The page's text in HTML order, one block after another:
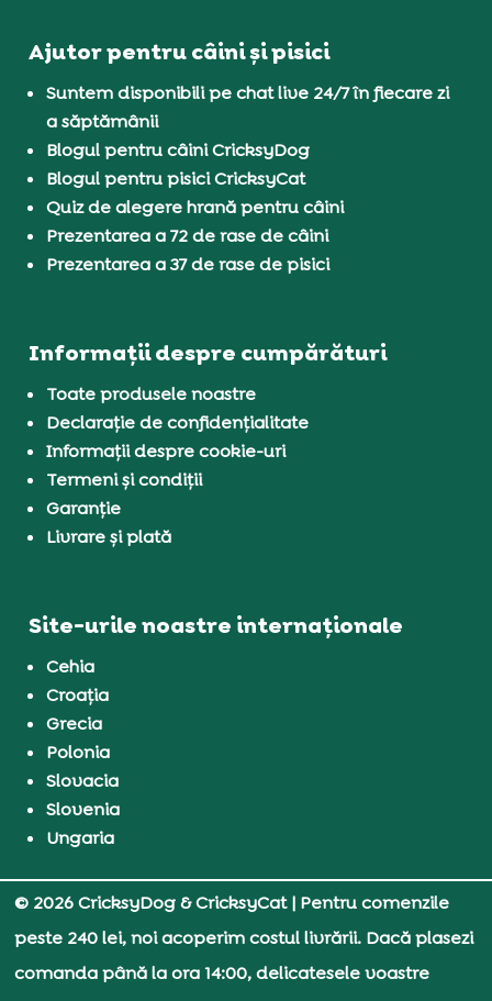
Ajutor pentru câini și pisici
Suntem disponibili pe chat live 24/7 în fiecare zi
a săptămânii
Blogul pentru câini CricksyDog
Blogul pentru pisici CricksyCat
Quiz de alegere hrană pentru câini
Prezentarea a 72 de rase de câini
Prezentarea a 37 de rase de pisici
Informații despre cumpărături
Toate produsele noastre
Declarație de confidențialitate
Informații despre cookie-uri
Termeni și condiții
Garanție
Livrare și plată
Site-urile noastre internaționale
Cehia
Croația
Grecia
Polonia
Slovacia
Slovenia
Ungaria
© 2026 CricksyDog & CricksyCat| Pentru comenzile
peste 240 lei, noi acoperim costul livrării. Dacă plasezi
comanda până la ora 14:00, delicatesele voastre